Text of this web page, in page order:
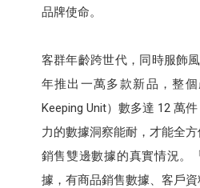
品牌使命。
客群年齡跨世代，同時服飾
年推出一萬多款新品，整個
Keeping Unit）數多達 12 萬
力的數據洞察能耐，才能全
銷售雙邊數據的真實情況。
據，有商品銷售數據、客戶